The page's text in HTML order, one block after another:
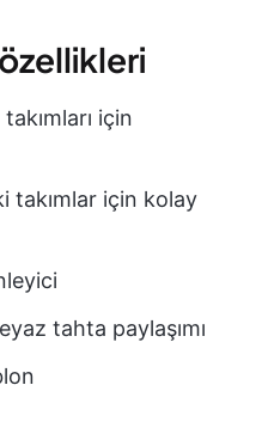
için
takımlar için kolay
tahta paylaşımı